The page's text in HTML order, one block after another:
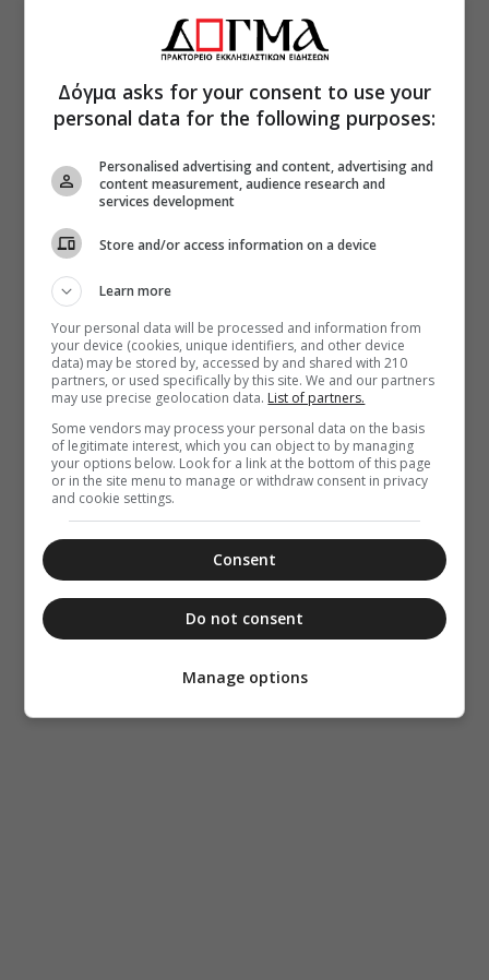
Δόγμα asks for your consent to use your
personal data for the following purposes:
Personalised advertising and content, advertising and
content measurement, audience research and
services development
Store and/or access information on a device
Learn more
Your personal data will be processed and information from
your device (cookies, unique identifiers, and other device
data) may be stored by, accessed by and shared with 210
partners, or used specifically by this site. We and our partners
may use precise geolocation data. List of partners.
Some vendors may process your personal data on the basis
of legitimate interest, which you can object to by managing
your options below. Look for a link at the bottom of this page
or in the site menu to manage or withdraw consent in privacy
and cookie settings.
Consent
Do not consent
Manage options